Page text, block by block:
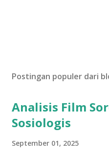
Postingan populer dari
Analisis Film
Sosiologis
September 01, 2025